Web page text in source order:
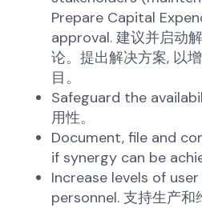
Prepare Capital
approval. 建议并启动
论。提出解决方案, 以
目。
Safeguard the
用性。
Document, file and
if synergy can be
Increase levels of
personnel. 支持生产和